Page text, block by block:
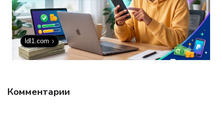
ldl1.com
Комментарии